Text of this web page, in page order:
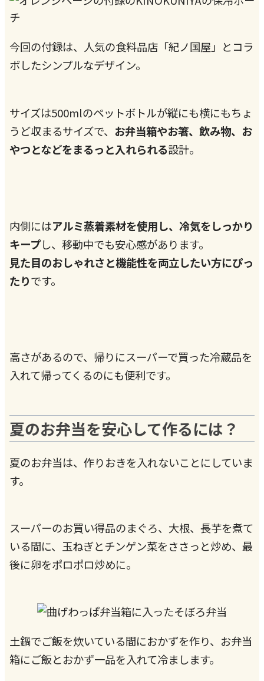
今回の付録は、人気の食料品店「紀ノ国屋」とコラ
ボしたシンプルなデザイン。
サイズは500mlのペットボトルが縦にも横にもちょ
うど収まるサイズで、 お弁当箱やお箸、飲み物、お
やつとなどをまるっと入れられる設計。
内側にはアルミ蒸着素材を使用し、冷気をしっかり
キープし、移動中でも安心感があります。
見た目のおしゃれさと機能性を両立したい方にぴっ
たりです。
高さがあるので、帰りにスーパーで買った冷蔵品を
入れて帰ってくるのにも便利です。
夏のお弁当を安心して作るには？
夏のお弁当は、作りおきを入れないことにしていま
す。
スーパーのお買い得品のまぐろ、大根、長芋を煮て
いる間に、玉ねぎとチンゲン菜をささっと炒め、最
後に卵をポロポロ炒めに。
土鍋でご飯を炊いている間におかずを作り、お弁当
箱にご飯とおかず一品を入れて冷まします。